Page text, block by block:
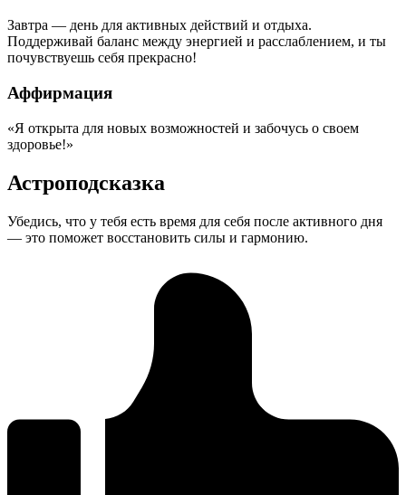
Завтра — день для активных действий и отдыха.
Поддерживай баланс между энергией и расслаблением, и ты
почувствуешь себя прекрасно!
Аффирмация
«Я открыта для новых возможностей и забочусь о своем
здоровье!»
Астроподсказка
Убедись, что у тебя есть время для себя после активного дня
— это поможет восстановить силы и гармонию.